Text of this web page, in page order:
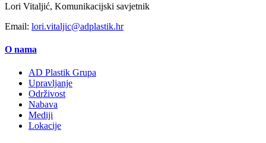
Lori Vitaljić, Komunikacijski savjetnik
Email: lori.vitaljic@adplastik.hr
O nama
AD Plastik Grupa
Upravljanje
Održivost
Nabava
Mediji
Lokacije